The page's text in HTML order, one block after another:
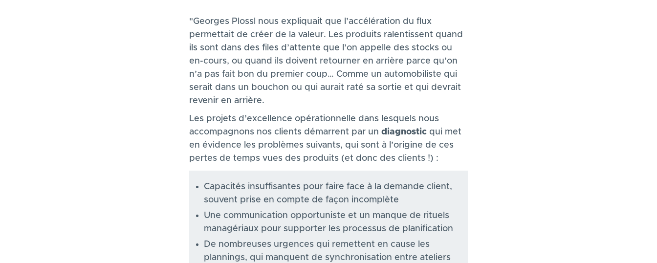
"Georges Plossl nous expliquait que l’accélération du flux
permettait de créer de la valeur. Les produits ralentissent quand
ils sont dans des files d’attente que l’on appelle des stocks ou
en-cours, ou quand ils doivent retourner en arrière parce qu’on
n’a pas fait bon du premier coup… Comme un automobiliste qui
serait dans un bouchon ou qui aurait raté sa sortie et qui devrait
revenir en arrière.
Les projets d’excellence opérationnelle dans lesquels nous
accompagnons nos clients démarrent par un diagnostic qui met
en évidence les problèmes suivants, qui sont à l’origine de ces
pertes de temps vues des produits (et donc des clients !) :
Capacités insuffisantes pour faire face à la demande client,
souvent prise en compte de façon incomplète
Une communication opportuniste et un manque de rituels
managériaux pour supporter les processus de planification
De nombreuses urgences qui remettent en cause les
plannings, qui manquent de synchronisation entre ateliers